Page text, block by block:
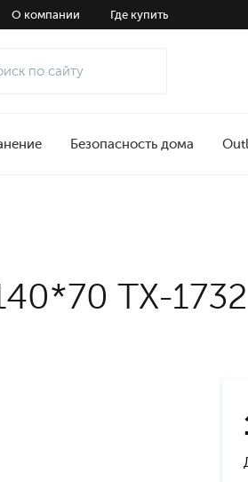
О компании Где купить
Безопасность дома
TX-